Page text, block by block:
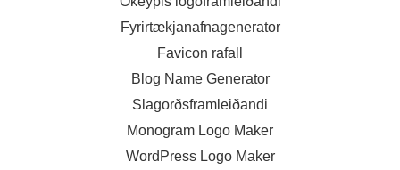
Fyrirtækjanafnagenerator
Favicon rafall
Blog Name Generator
Slagorðsframleiðandi
Monogram Logo Maker
WordPress Logo Maker